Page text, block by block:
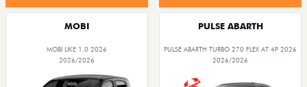
MOBI
MOBI LIKE 1.0 2026
2026/2026
PULSE ABARTH
PULSE ABARTH TURBO 270 FLEX AT 4P 2026
2026/2026